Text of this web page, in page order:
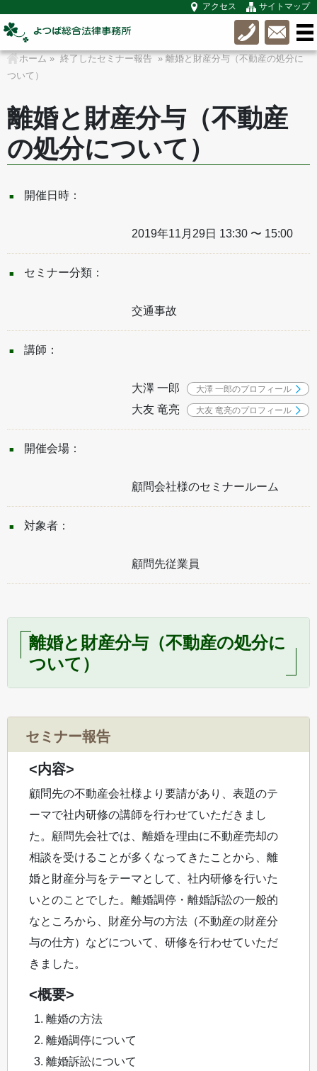
アクセス サイトマップ
ホーム » 終了したセミナー報告
» 離婚と財産分与（不動産の処分に
ついて）
離婚と財産分与（不動産
の処分について）
開催日時：
2019年11月29日 13:30 〜 15:00
セミナー分類：
交通事故
講師：
大澤 一郎 大澤 一郎のプロフィール
大友 竜亮 大友 竜亮のプロフィール
開催会場：
顧問会社様のセミナールーム
対象者：
顧問先従業員
離婚と財産分与（不動産の処分に
ついて）
セミナー報告
<内容>
顧問先の不動産会社様より要請があり、表題のテ
ーマで社内研修の講師を行わせていただきまし
た。顧問先会社では、離婚を理由に不動産売却の
相談を受けることが多くなってきたことから、離
婚と財産分与をテーマとして、社内研修を行いた
いとのことでした。離婚調停・離婚訴訟の一般的
なところから、財産分与の方法（不動産の財産分
与の仕方）などについて、研修を行わせていただ
きました。
<概要>
離婚の方法
離婚調停について
離婚訴訟について